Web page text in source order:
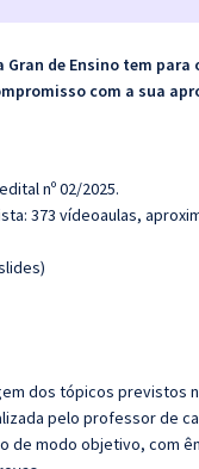
Gran de Ensino tem
com a sua
nº 02/2025.
373 vídeoaulas,
dos tópicos previstos
pelo professor de
de modo objetivo, com